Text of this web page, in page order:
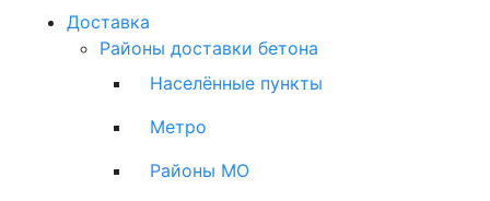
Доставка
Районы доставки бетона
Населённые пункты
Метро
Районы МО